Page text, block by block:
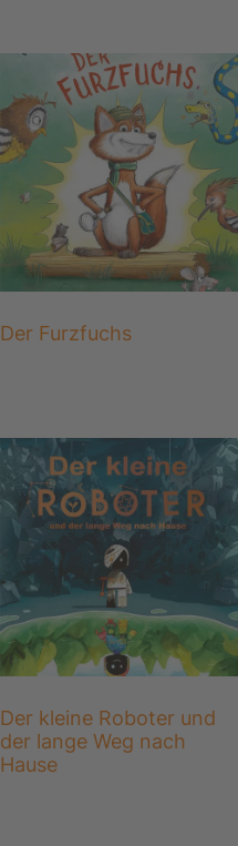
Der Furzfuchs
Der kleine Roboter und
der lange Weg nach
Hause